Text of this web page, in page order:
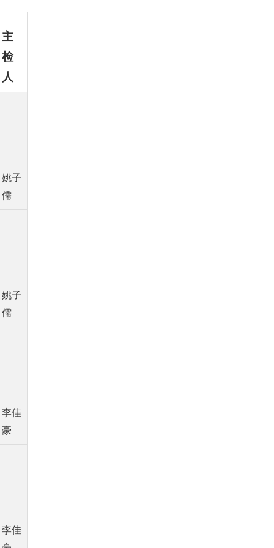
主
检
人
姚子
儒
姚子
儒
李佳
豪
李佳